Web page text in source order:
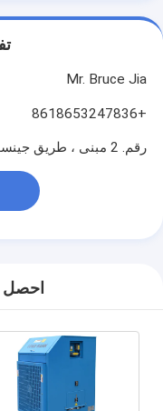
Mr. Bruce Jia
+8618653247836
رقم. 2 مبنى ، طريق جينسونغ وان ، تشينغداو ، الصين